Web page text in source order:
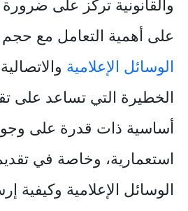
والقانونية تركز على ضرورة
على أهمية التعامل مع حجم
الوسائل الإعلامية
الخطيرة التي تساعد على
أساسية ذات قدرة على
استعمارية، وخاصة في
الوسائل الإعلامية وكيفية